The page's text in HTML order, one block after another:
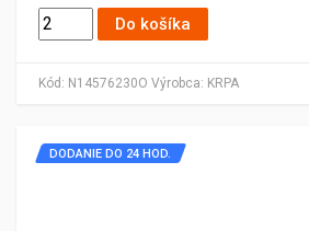
Kód: N14576230O Výrobca: KRPA
Do košíka
DODANIE DO 24 HOD.